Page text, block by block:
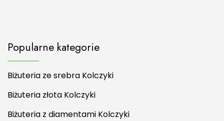
Popularne kategorie
Biżuteria ze srebra Kolczyki
Biżuteria złota Kolczyki
Biżuteria z diamentami Kolczyki